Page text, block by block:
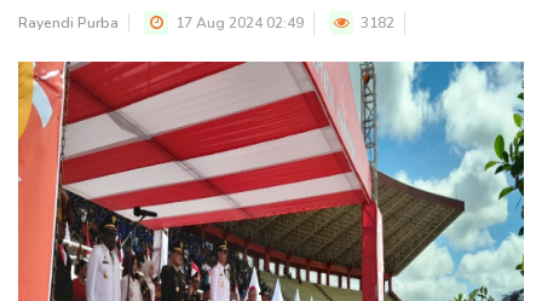
Rayendi Purba 17 Aug 2024 02:49 3182